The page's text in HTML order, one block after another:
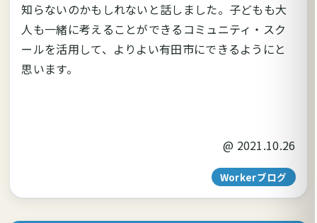
知らないのかもしれないと話しました。子どもも大
人も一緒に考えることができるコミュニティ・スク
ールを活用して、よりよい有田市にできるようにと
思います。
@ 2021.10.26
Workerブログ